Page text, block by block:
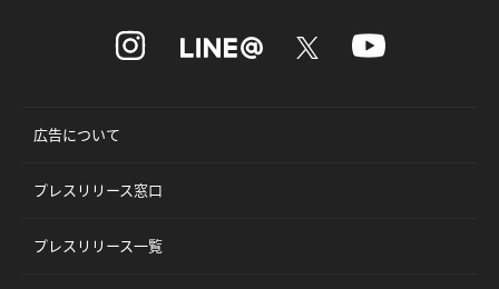
広告について
プレスリリース窓口
プレスリリース一覧